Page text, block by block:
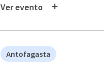
Ver evento
Antofagasta